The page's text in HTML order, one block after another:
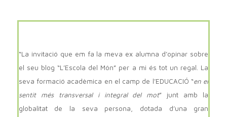
“La invitació que em fa la meva ex alumna d’opinar sobre
el seu blog “L’Escola del Món” per a mi és tot un regal. La
seva formació acadèmica en el camp de l’EDUCACIÓ “en el
sentit més transversal i integral del mot” junt amb la
globalitat de la seva persona, dotada d’una gran